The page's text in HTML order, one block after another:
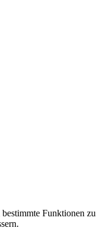
Funktionen zu